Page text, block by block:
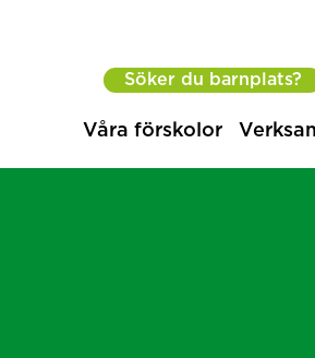
Söker du barnplats?
Våra förskolor